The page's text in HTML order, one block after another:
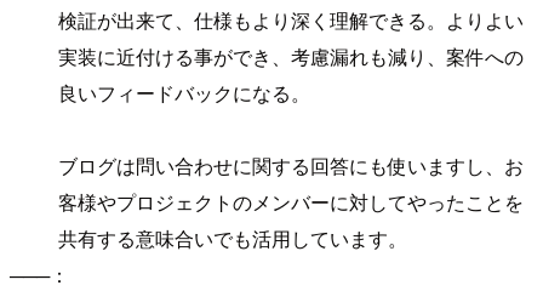
検証が出来て、仕様もより深く理解できる。よりよい
実装に近付ける事ができ、考慮漏れも減り、案件への
良いフィードバックになる。
ブログは問い合わせに関する回答にも使いますし、お
客様やプロジェクトのメンバーに対してやったことを
共有する意味合いでも活用しています。
───：